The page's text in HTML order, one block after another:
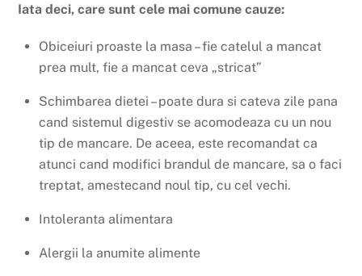
Iata deci, care sunt cele mai comune cauze:
Obiceiuri proaste la masa – fie catelul a mancat
prea mult, fie a mancat ceva „stricat”
Schimbarea dietei – poate dura si cateva zile pana
cand sistemul digestiv se acomodeaza cu un nou
tip de mancare. De aceea, este recomandat ca
atunci cand modifici brandul de mancare, sa o faci
treptat, amestecand noul tip, cu cel vechi.
Intoleranta alimentara
Alergii la anumite alimente